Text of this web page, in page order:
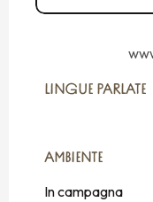
LINGUE PARLATE
LINGUE PARLATE
AMBIENTE
AMBIENTE
In campagna